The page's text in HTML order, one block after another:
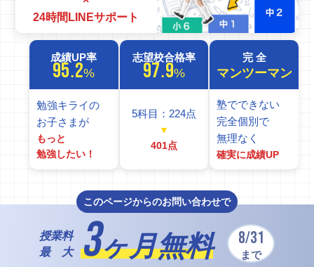
24時間LINEサポート
成績UP率
95.2%
勉強キライの
お子さまが
もっと
勉強したい！
志望校合格率
97.9%
5科目：224点
▼
401点
完 全
マンツーマン
塾でできない
完全個別で
無理なく
確実に成績UP
このページからのお問い合わせで
授業料
最 大
3ヶ月無料 8/31
まで